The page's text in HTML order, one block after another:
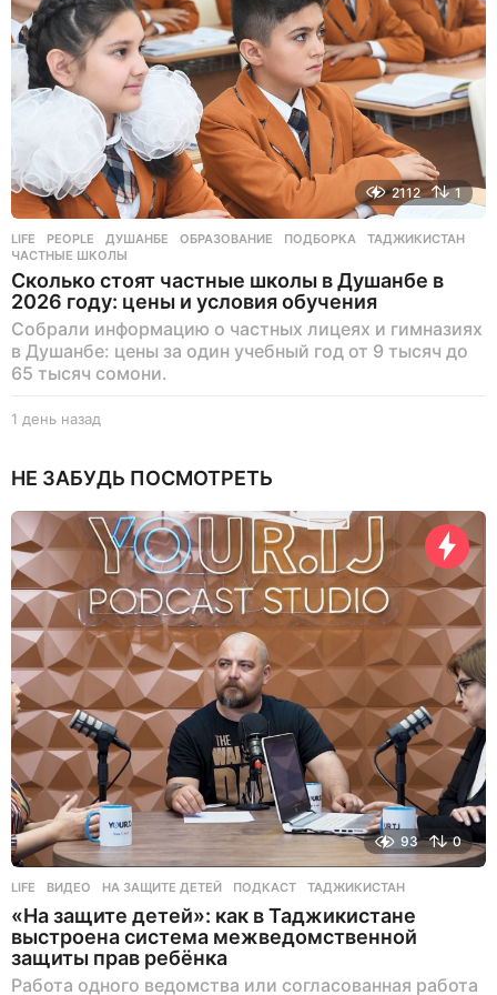
з
а
д
2112 1
LIFE ,PEOPLE ДУШАНБЕ ,ОБРАЗОВАНИЕ ,ПОДБОРКА ,ТАДЖИКИСТАН
ЧАСТНЫЕ ШКОЛЫ
Сколько стоят частные школы в Душанбе в
2026 году: цены и условия обучения
Собрали информацию о частных лицеях и гимназиях
в Душанбе: цены за один учебный год от 9 тысяч до
65 тысяч сомони.
1 день назад
н
н
а
з
а
д
НЕ ЗАБУДЬ ПОСМОТРЕТЬ
93 0
LIFE ВИДЕО ,НА ЗАЩИТЕ ДЕТЕЙ ,ПОДКАСТ ,ТАДЖИКИСТАН
«На защите детей»: как в Таджикистане
выстроена система межведомственной
защиты прав ребёнка
Работа одного ведомства или согласованная работа